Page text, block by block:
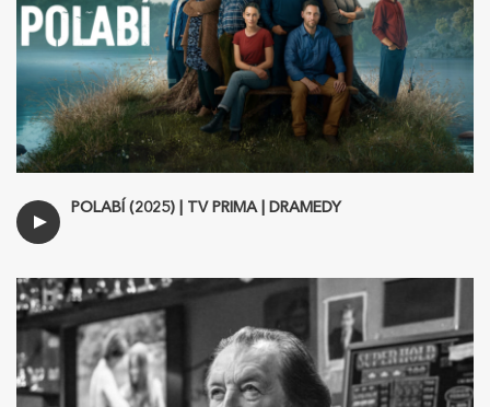
POLABÍ (2025) | TV PRIMA | DRAMEDY